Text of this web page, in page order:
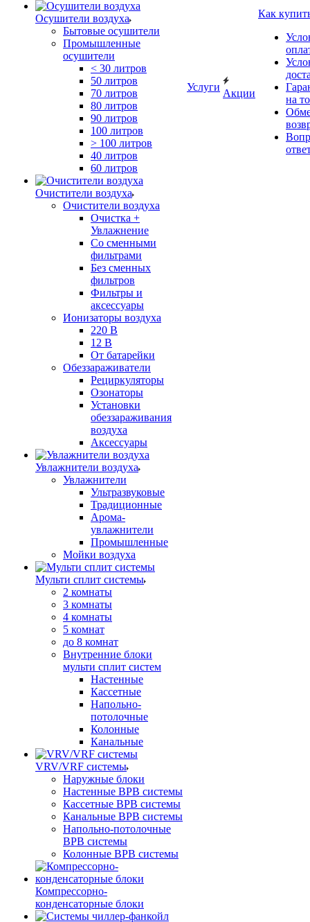
Осушители воздуха
Бытовые осушители
Промышленные
осушители
< 30 литров
50 литров
70 литров
80 литров
90 литров
100 литров
> 100 литров
40 литров
60 литров
Очистители воздуха
Очистители воздуха
Очистка +
Увлажнение
Cо сменными
фильтрами
Без сменных
фильтров
Фильтры и
аксессуары
Ионизаторы воздуха
220 В
12 В
От батарейки
Обеззараживатели
Рециркуляторы
Озонаторы
Установки
обеззараживания
воздуха
Аксессуары
Увлажнители воздуха
Увлажнители
Ультразвуковые
Традиционные
Арома-
увлажнители
Промышленные
Мойки воздуха
Мульти сплит системы
2 комнаты
3 комнаты
4 комнаты
5 комнат
до 8 комнат
Внутренние блоки
мульти сплит систем
Настенные
Кассетные
Напольно-
потолочные
Колонные
Канальные
VRV/VRF системы
Наружные блоки
Настенные ВРВ системы
Кассетные ВРВ системы
Канальные ВРВ системы
Напольно-потолочные
ВРВ системы
Колонные ВРВ системы
Компрессорно-
конденсаторные блоки
Услуги
Акции
Как
на